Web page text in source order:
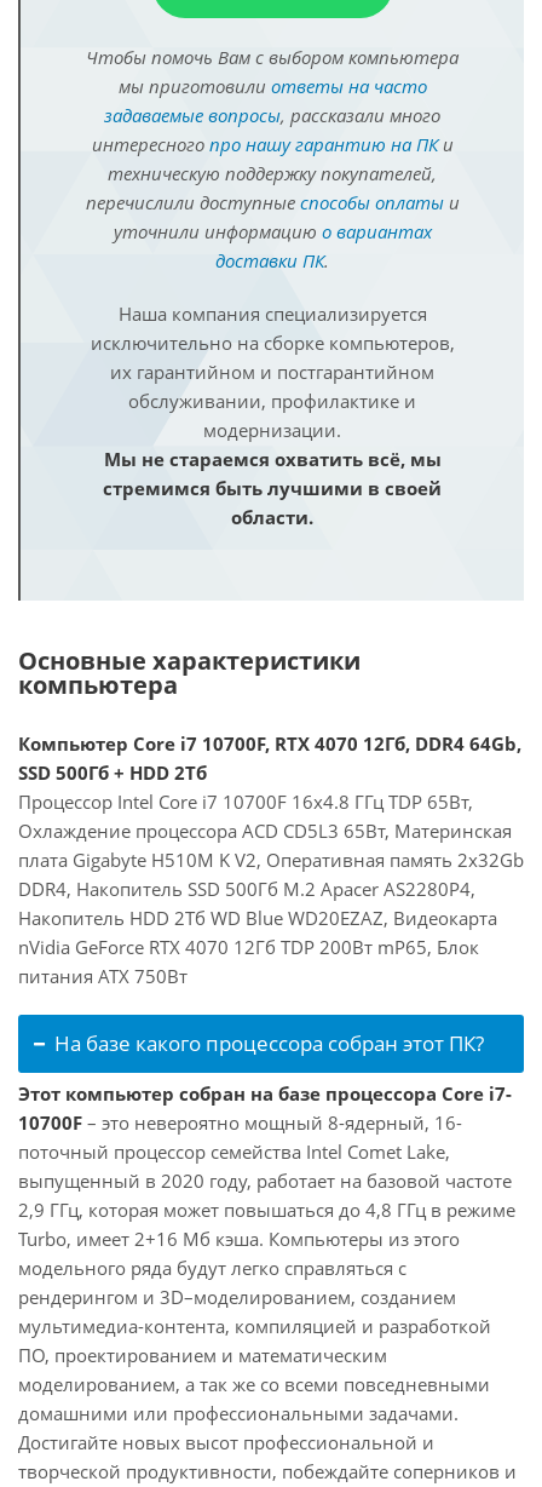
Чтобы помочь Вам с выбором компьютера
мы приготовили ответы на часто
задаваемые вопросы, рассказали много
интересного про нашу гарантию на ПКи
техническую поддержку покупателей,
перечислили доступные способы оплатыи
уточнили информацию о вариантах
доставки ПК.
Наша компания специализируется
исключительно на сборке компьютеров,
их гарантийном и постгарантийном
обслуживании, профилактике и
модернизации.
Мы не стараемся охватить всё, мы
стремимся быть лучшими в своей
области.
Основные характеристики
компьютера
Компьютер Core i7 10700F, RTX 4070 12Гб, DDR4 64Gb,
SSD 500Гб + HDD 2Тб
Процессор Intel Core i7 10700F 16x4.8 ГГц TDP 65Вт,
Охлаждение процессора ACD CD5L3 65Вт, Материнская
плата Gigabyte H510M K V2, Оперативная память 2x32Gb
DDR4, Накопитель SSD 500Гб M.2 Apacer AS2280P4,
Накопитель HDD 2Тб WD Blue WD20EZAZ, Видеокарта
nVidia GeForce RTX 4070 12Гб TDP 200Вт mP65, Блок
питания ATX 750Вт
На базе какого процессора собран этот ПК?
Этот компьютер собран на базе процессора Core i7-
10700F – это невероятно мощный 8-ядерный, 16-
поточный процессор семейства Intel Comet Lake,
выпущенный в 2020 году, работает на базовой частоте
2,9 ГГц, которая может повышаться до 4,8 ГГц в режиме
Turbo, имеет 2+16 Мб кэша. Компьютеры из этого
модельного ряда будут легко справляться с
рендерингом и 3D–моделированием, созданием
мультимедиа-контента, компиляцией и разработкой
ПО, проектированием и математическим
моделированием, а так же со всеми повседневными
домашними или профессиональными задачами.
Достигайте новых высот профессиональной и
творческой продуктивности, побеждайте соперников и